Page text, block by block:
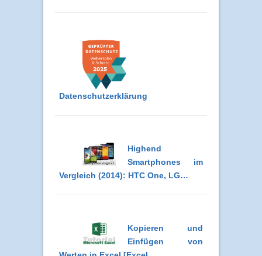
Datenschutzerklärung
Highend
Smartphones im
Vergleich (2014): HTC One, LG…
Kopieren und
Einfügen von